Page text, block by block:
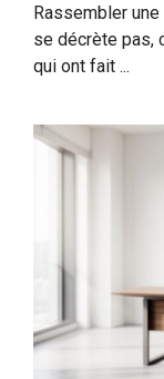
Rassembler
se décrète pas,
qui ont fait ...